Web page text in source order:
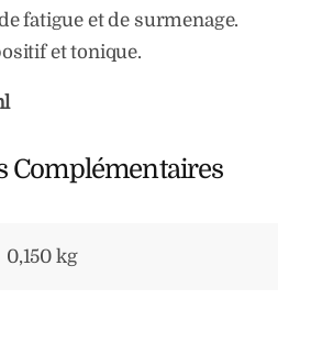
fatigue et de surmenage.
et tonique.
Complémentaires
0,150 kg